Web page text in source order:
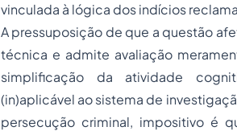
vinculada à lógica dos indícios
A pressuposição de que a questão
técnica e admite avaliação
simplificação da atividade
(in)aplicável ao sistema de
persecução criminal, impositivo é